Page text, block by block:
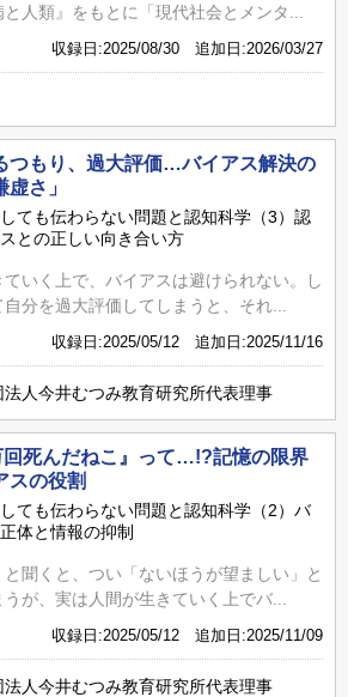
人類』をもとに「現代社会とメンタ...
収録日:2025/08/30 追加日:2026/03/27
つもり、過大評価…バイアス解決の
さ」
ても伝わらない問題と認知科学（3）認
との正しい向き合い方
いく上で、バイアスは避けられない。し
分を過大評価してしまうと、それ...
収録日:2025/05/12 追加日:2025/11/16
法人今井むつみ教育研究所代表理事
回死んだねこ』って…!?記憶の限界
スの役割
ても伝わらない問題と認知科学（2）バ
体と情報の抑制
と聞くと、つい「ないほうが望ましい」と
が、実は人間が生きていく上でバ...
収録日:2025/05/12 追加日:2025/11/09
法人今井むつみ教育研究所代表理事